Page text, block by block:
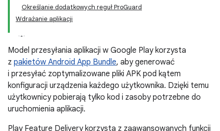
Określanie dodatkowych reguł ProGuard
Wdrażanie aplikacji
Model przesyłania aplikacji w Google Play korzysta
z pakietów Android App Bundle, aby generować
i przesyłać zoptymalizowane pliki APK pod kątem
konfiguracji urządzenia każdego użytkownika. Dzięki temu
użytkownicy pobierają tylko kod i zasoby potrzebne do
uruchomienia aplikacji.
Play Feature Delivery korzysta z zaawansowanych funkcji